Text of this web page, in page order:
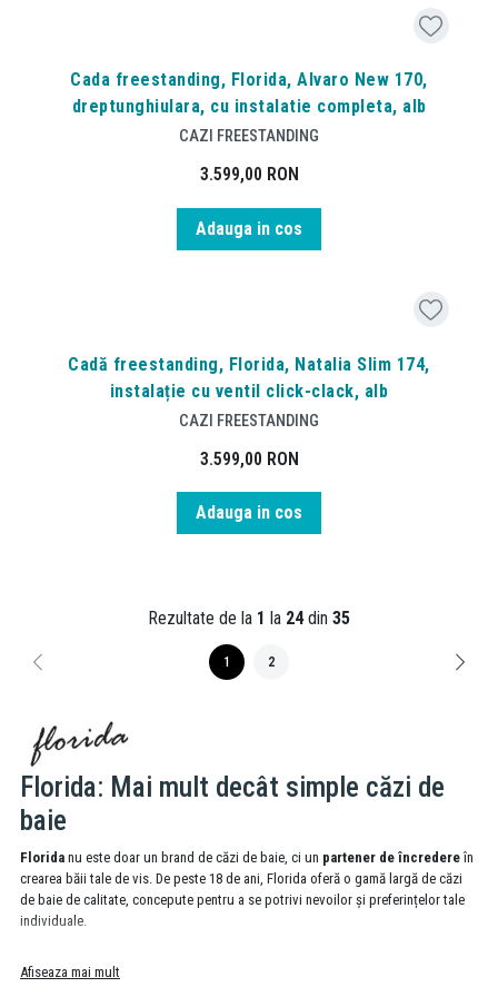
Cada freestanding, Florida, Alvaro New 170,
dreptunghiulara, cu instalatie completa, alb
CAZI FREESTANDING
3.599,00 RON
Adauga in cos
Cadă freestanding, Florida, Natalia Slim 174,
instalație cu ventil click-clack, alb
CAZI FREESTANDING
3.599,00 RON
Adauga in cos
Rezultate de la 1 la 24din 35
1 2
Florida: Mai mult decât simple căzi de
baie
Florida nu este doar un brand de căzi de baie, ci un partener de încredere în
crearea băii tale de vis. De peste 18 de ani, Florida oferă o gamă largă de căzi
de baie de calitate, concepute pentru a se potrivi nevoilor și preferințelor tale
individuale.
Mai mult decât o cadă:
Afiseaza mai mult